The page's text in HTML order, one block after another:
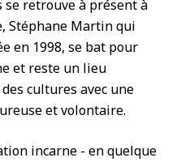
se retrouve à présent à
Stéphane Martin qui
en 1998, se bat pour
et reste un lieu
cultures avec une
et volontaire.
incarne - en quelque